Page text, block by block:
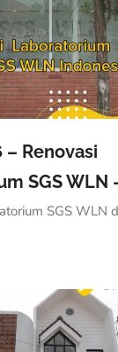
– Renovasi
SGS WLN
SGS WLN